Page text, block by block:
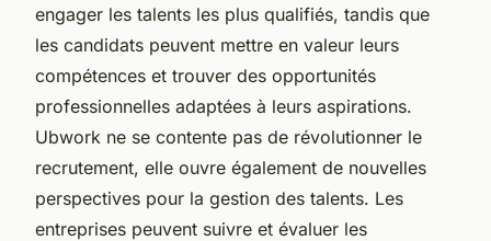
engager les talents les plus qualifiés, tandis que
les candidats peuvent mettre en valeur leurs
compétences et trouver des opportunités
professionnelles adaptées à leurs aspirations.
Ubwork ne se contente pas de révolutionner le
recrutement, elle ouvre également de nouvelles
perspectives pour la gestion des talents. Les
entreprises peuvent suivre et évaluer les